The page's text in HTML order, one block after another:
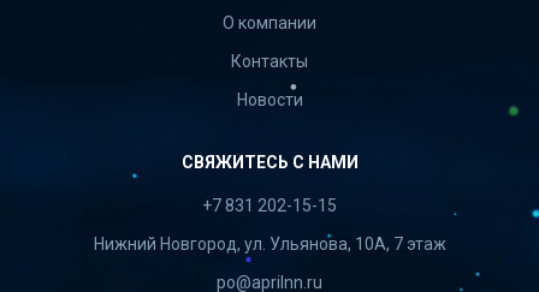
О компании
Контакты
Новости
СВЯЖИТЕСЬ С НАМИ
+7 831 202-15-15
Нижний Новгород, ул. Ульянова, 10А, 7 этаж
po@aprilnn.ru